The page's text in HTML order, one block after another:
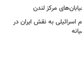
مرکز لندن
اسرائیلی به نقش ایران در